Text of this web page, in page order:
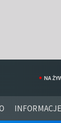
INFORMACJE
NA